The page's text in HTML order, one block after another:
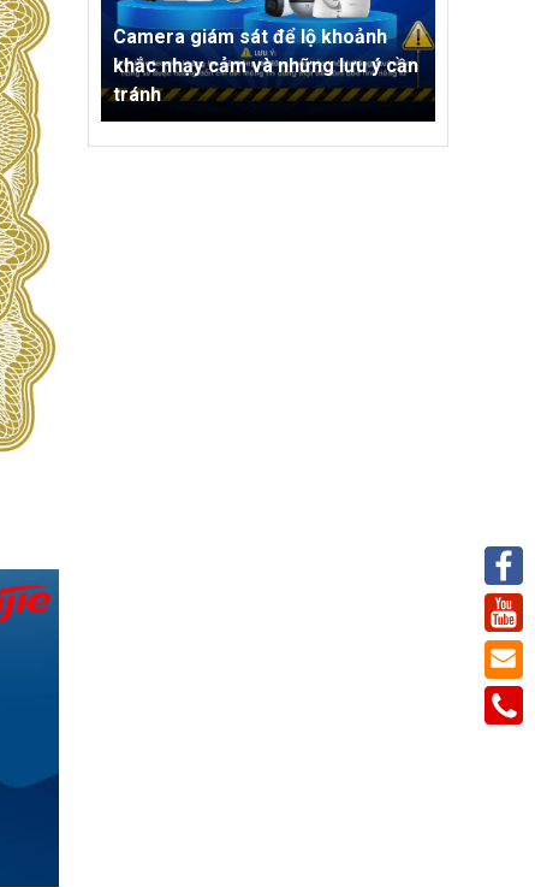
Camera giám sát để lộ khoảnh
khắc nhạy cảm và những lưu ý cần
tránh